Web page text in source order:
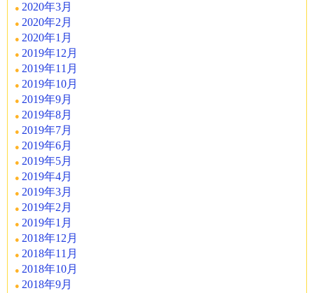
2020年3月
2020年2月
2020年1月
2019年12月
2019年11月
2019年10月
2019年9月
2019年8月
2019年7月
2019年6月
2019年5月
2019年4月
2019年3月
2019年2月
2019年1月
2018年12月
2018年11月
2018年10月
2018年9月